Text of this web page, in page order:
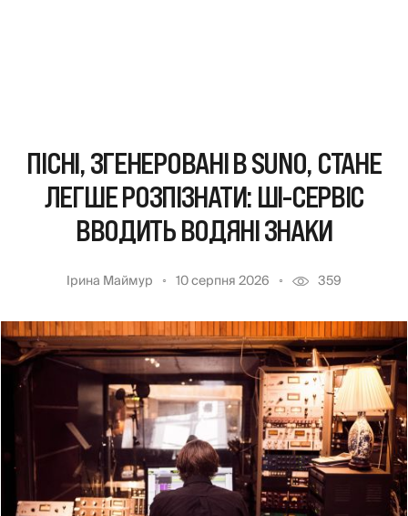
ПІСНІ, ЗГЕНЕРОВАНІ В SUNO, СТАНЕ
ЛЕГШЕ РОЗПІЗНАТИ: ШІ-СЕРВІС
ВВОДИТЬ ВОДЯНІ ЗНАКИ
Ірина Маймур 10 серпня 2026 359